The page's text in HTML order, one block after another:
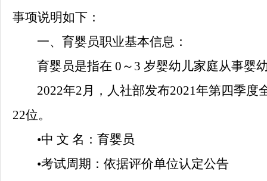
事项说明如下：
一、育婴员职业基本信息：
育婴员是指在 0～3 岁婴幼儿家庭从事婴
2022年2月，人社部发布2021年第四季度
22位。
•中 文 名：育婴员
•考试周期：依据评价单位认定公告